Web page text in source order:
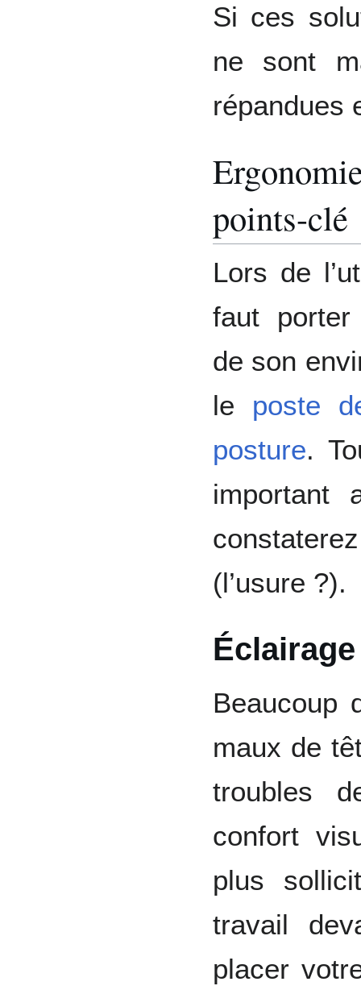
Si ces
ne sont
répandues
points-clé
Lors de
faut porter
de son
le poste
posture.
important
(l’usure ?).
Éclairage
Beaucoup
maux de
troubles
confort
plus
travail
placer